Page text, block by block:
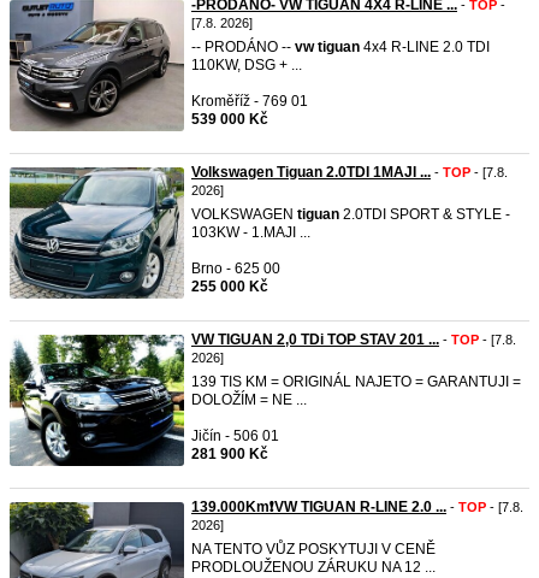
-PRODÁNO- VW TIGUAN 4X4 R-LINE ... - TOP -
[7.8. 2026]
-- PRODÁNO -- vw tiguan 4x4 R-LINE 2.0 TDI
110KW, DSG + ...
Kroměříž - 769 01
539 000 Kč
Volkswagen Tiguan 2.0TDI 1MAJI ... - TOP - [7.8.
2026]
VOLKSWAGEN tiguan 2.0TDI SPORT & STYLE -
103KW - 1.MAJI ...
Brno - 625 00
255 000 Kč
VW TIGUAN 2,0 TDi TOP STAV 201 ... - TOP - [7.8.
2026]
139 TIS KM = ORIGINÁL NAJETO = GARANTUJI =
DOLOŽÍM = NE ...
Jičín - 506 01
281 900 Kč
139.000Km❗VW TIGUAN R-LINE 2.0 ... - TOP - [7.8.
2026]
NA TENTO VŮZ POSKYTUJI V CENĚ
PRODLOUŽENOU ZÁRUKU NA 12 ...